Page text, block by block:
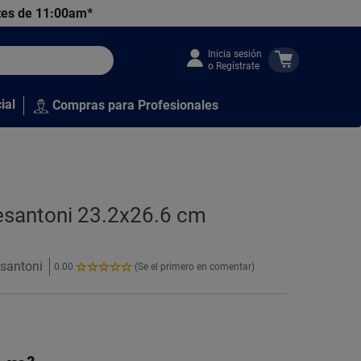
de 11:00am*
Inicia sesión
o Regístrate
Compras para Profesionales
23.2x26.6 cm
0.00
0.00
(Se el primero en comentar)